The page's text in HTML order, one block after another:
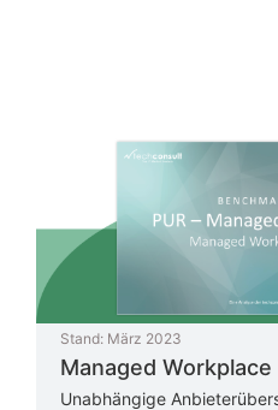
Stand: März 2023
Managed
Unabhängige